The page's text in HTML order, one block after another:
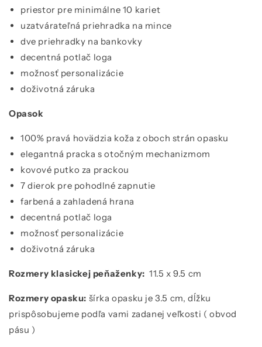
priestor pre minimálne 10 kariet
uzatvárateľná priehradka na mince
dve priehradky na bankovky
decentná potlač loga
možnosť personalizácie
doživotná záruka
Opasok
100% pravá hovädzia koža z oboch strán opasku
elegantná pracka s otočným mechanizmom
kovové putko za prackou
7 dierok pre pohodlné zapnutie
farbená a zahladená hrana
decentná potlač loga
možnosť personalizácie
doživotná záruka
Rozmery klasickej peňaženky: 11.5 x 9.5 cm
Rozmery opasku: šírka opasku je 3.5 cm, dĺžku
prispôsobujeme podľa vami zadanej veľkosti ( obvod
pásu )